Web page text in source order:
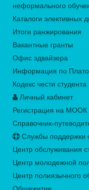
неформального
Каталоги элективных
Итоги ранжирования
Вакантные гранты
Офис эдвайзера
Информация по
Кодекс чести студента
Личный кабинет
Регистрация на МООК
Справочник-
Службы поддержки
Центр обслуживания
Центр молодежной
Центр полиязычного